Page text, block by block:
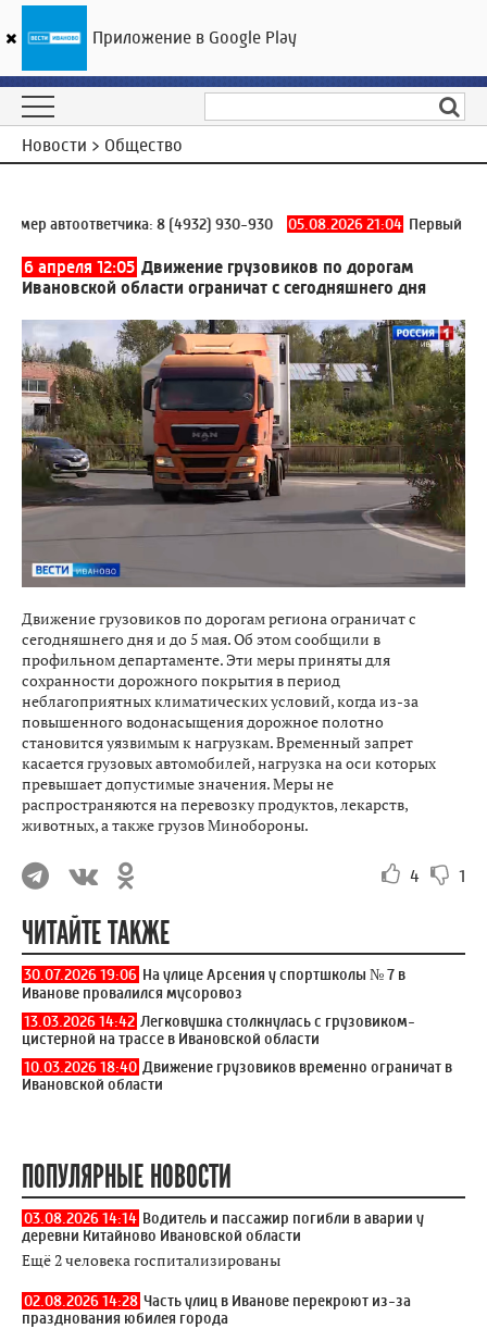
ГТРК «Ивтелерадио»
Новости > Общество
автоответчика:8 (4932) 930-930 05.08.2026 21:04 Первый
6 апреля 12:05 Движение грузовиков по дорогам
Ивановской области ограничат с сегодняшнего дня
Движение грузовиков по дорогам региона ограничат с
сегодняшнего дня и до 5 мая. Об этом сообщили в
профильном департаменте. Эти меры приняты для
сохранности дорожного покрытия в период
неблагоприятных климатических условий, когда из-за
повышенного водонасыщения дорожное полотно
становится уязвимым к нагрузкам. Временный запрет
касается грузовых автомобилей, нагрузка на оси которых
превышает допустимые значения. Меры не
распространяются на перевозку продуктов, лекарств,
животных, а также грузов Минобороны.
4 1
ЧИТАЙТЕ ТАКЖЕ
30.07.2026 19:06 На улице Арсения у спортшколы № 7 в
Иванове провалился мусоровоз
13.03.2026 14:42 Легковушка столкнулась с грузовиком-
цистерной на трассе в Ивановской области
10.03.2026 18:40 Движение грузовиков временно ограничат в
Ивановской области
ПОПУЛЯРНЫЕ НОВОСТИ
03.08.2026 14:14 Водитель и пассажир погибли в аварии у
деревни Китайново Ивановской области
Ещё 2 человека госпитализированы
02.08.2026 14:28 Часть улиц в Иванове перекроют из-за
празднования юбилея города
Приложение в Google Play